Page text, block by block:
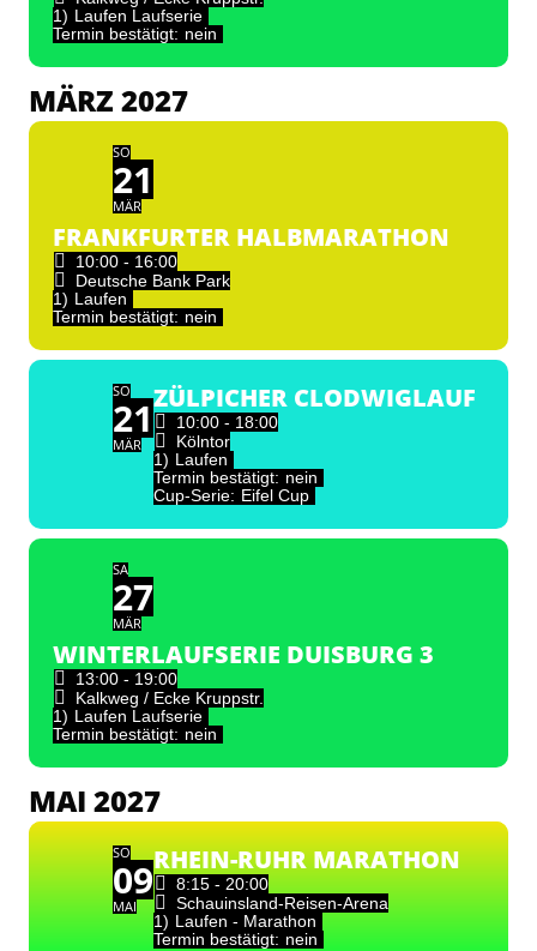
1) Laufen Laufserie
Termin bestätigt: nein
MÄRZ 2027
SO
21
MÄR
FRANKFURTER HALBMARATHON
10:00 - 16:00
Deutsche Bank Park
1) Laufen
Termin bestätigt: nein
SO
21
MÄR
ZÜLPICHER CLODWIGLAUF
10:00 - 18:00
Kölntor
1) Laufen
Termin bestätigt: nein
Cup-Serie: Eifel Cup
SA
27
MÄR
WINTERLAUFSERIE DUISBURG 3
13:00 - 19:00
Kalkweg / Ecke Kruppstr.
1) Laufen Laufserie
Termin bestätigt: nein
MAI 2027
SO
09
MAI
RHEIN-RUHR MARATHON
8:15 - 20:00
Schauinsland-Reisen-Arena
1) Laufen - Marathon
Termin bestätigt: nein